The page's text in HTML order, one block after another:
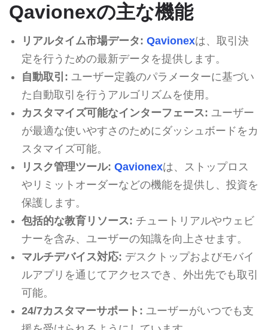
Qavionexの主な機能
リアルタイム市場データ: Qavionexは、取引決
定を行うための最新データを提供します。
自動取引: ユーザー定義のパラメーターに基づい
た自動取引を行うアルゴリズムを使用。
カスタマイズ可能なインターフェース: ユーザー
が最適な使いやすさのためにダッシュボードをカ
スタマイズ可能。
リスク管理ツール: Qavionexは、ストップロス
やリミットオーダーなどの機能を提供し、投資を
保護します。
包括的な教育リソース: チュートリアルやウェビ
ナーを含み、ユーザーの知識を向上させます。
マルチデバイス対応: デスクトップおよびモバイ
ルアプリを通じてアクセスでき、外出先でも取引
可能。
24/7カスタマーサポート: ユーザーがいつでも支